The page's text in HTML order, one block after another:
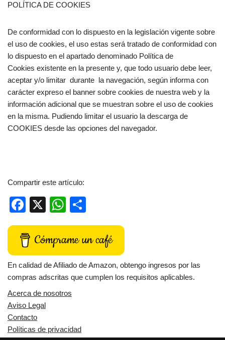
POLÍTICA DE COOKIES
De conformidad con lo dispuesto en la legislación vigente sobre
el uso de cookies, el uso estas será tratado de conformidad con
lo dispuesto en el apartado denominado Política de
Cookies existente en la presente y, que todo usuario debe leer,
aceptar y/o limitar durante la navegación, según informa con
carácter expreso el banner sobre cookies de nuestra web y la
información adicional que se muestran sobre el uso de cookies
en la misma. Pudiendo limitar el usuario la descarga de
COOKIES desde las opciones del navegador.
Compartir este artículo:
Facebook
X WhatsApp
Cómprame un café
En calidad de Afiliado de Amazon, obtengo ingresos por las
compras adscritas que cumplen los requisitos aplicables.
Acerca de nosotros
Aviso Legal
Contacto
Políticas de privacidad